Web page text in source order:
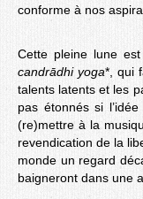
conforme à nos
Cette pleine lune
candrādhi yoga*, qui
talents latents et les
pas étonnés si
(re)mettre à la
revendication de la
monde un regard
baigneront dans une